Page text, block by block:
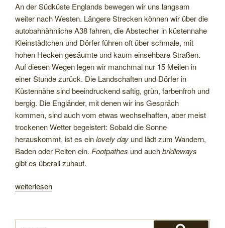
An der Südküste Englands bewegen wir uns langsam
weiter nach Westen. Längere Strecken können wir über die
autobahnähnliche A38 fahren, die Abstecher in küstennahe
Kleinstädtchen und Dörfer führen oft über schmale, mit
hohen Hecken gesäumte und kaum einsehbare Straßen.
Auf diesen Wegen legen wir manchmal nur 15 Meilen in
einer Stunde zurück. Die Landschaften und Dörfer in
Küstennähe sind beeindruckend saftig, grün, farbenfroh und
bergig. Die Engländer, mit denen wir ins Gespräch
kommen, sind auch vom etwas wechselhaften, aber meist
trockenen Wetter begeistert: Sobald die Sonne
herauskommt, ist es einlovely day und lädt zum Wandern,
Baden oder Reiten ein. Footpathes und auchbridleways
gibt es überall zuhauf.
„Von
Lizard-
weiterlesen